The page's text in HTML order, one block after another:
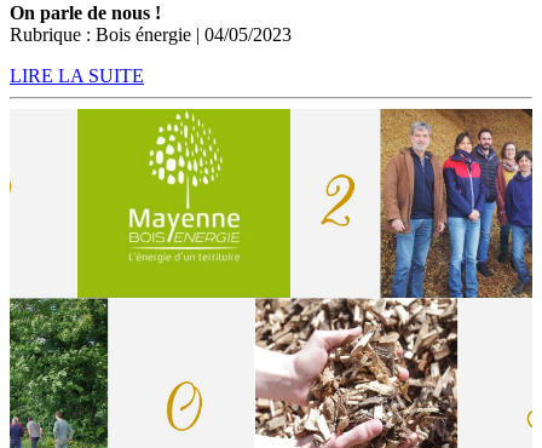
On parle de nous !
Rubrique : Bois énergie | 04/05/2023
LIRE LA SUITE